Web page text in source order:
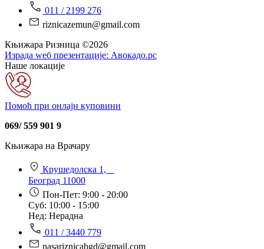
011 / 2199 276
riznicazemun@gmail.com
Књижара Ризница ©️2026
Израда wеб презентације: Авокадо.рс
Наше локације
Помоћ при онлајн куповини
069/ 559 901 9
Књижара на Врачару
Крушедолска 1,
Београд 11000
Пон-Пет: 9:00 - 20:00
Суб: 10:00 - 15:00
Нед: Нерадна
011 / 3440 779
nasariznicabgd@gmail.com